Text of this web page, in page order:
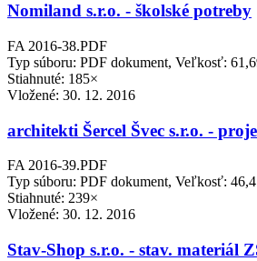
Nomiland s.r.o. - školské potreby
FA 2016-38.PDF
Typ súboru: PDF dokument, Veľkosť:
Stiahnuté: 185×
Vložené: 30. 12. 2016
architekti Šercel Švec s.r.o. -
FA 2016-39.PDF
Typ súboru: PDF dokument, Veľkosť:
Stiahnuté: 239×
Vložené: 30. 12. 2016
Stav-Shop s.r.o. - stav. materiál